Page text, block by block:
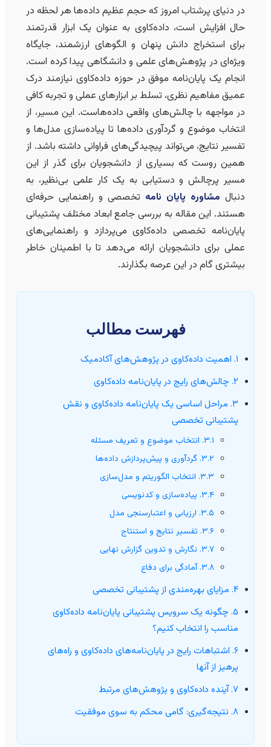
در دنیای پرشتاب امروز که حجم عظیم داده‌ها هر لحظه در
حال افزایش است، داده‌کاوی به عنوان یک ابزار قدرتمند
برای استخراج دانش پنهان و الگوهای ارزشمند، جایگاه
ویژه‌ای در پژوهش‌های علمی و دانشگاهی پیدا کرده است.
انجام یک پایان‌نامه موفق در حوزه داده‌کاوی نیازمند درک
عمیق مفاهیم نظری، تسلط بر ابزارهای عملی و تجربه کافی
در مواجهه با چالش‌های واقعی داده‌هاست. این مسیر، از
انتخاب موضوع و گردآوری داده‌ها تا پیاده‌سازی مدل‌ها و
تفسیر نتایج، می‌تواند پیچیدگی‌های فراوانی داشته باشد. از
همین روست که بسیاری از دانشجویان برای گذر از این
مسیر پرچالش و دستیابی به یک کار علمی بی‌نظیر، به
دنبالمشاوره پایان نامه تخصصی و راهنمایی حرفه‌ای
هستند. این مقاله به بررسی جامع ابعاد مختلف پشتیبانی
پایان‌نامه تخصصی داده‌کاوی می‌پردازد و راهنمایی‌های
عملی برای دانشجویان ارائه می‌دهد تا با اطمینان خاطر
بیشتری گام در این عرصه بگذارند.
فهرست مطالب
۳. مراحل اساسی یک پایان‌نامه داده‌کاوی و نقش
پشتیبانی تخصصی
۳.۱. انتخاب موضوع و تعریف مسئله
۳.۲. گردآوری و پیش‌پردازش داده‌ها
۳.۳. انتخاب الگوریتم و مدل‌سازی
۳.۴. پیاده‌سازی و کدنویسی
۳.۵. ارزیابی و اعتبارسنجی مدل
۳.۶. تفسیر نتایج و استنتاج
۳.۷. نگارش و تدوین گزارش نهایی
۳.۸. آمادگی برای دفاع
۵. چگونه یک سرویس پشتیبانی پایان‌نامه داده‌کاوی
مناسب را انتخاب کنیم؟
۶. اشتباهات رایج در پایان‌نامه‌های داده‌کاوی و راه‌های
پرهیز از آنها